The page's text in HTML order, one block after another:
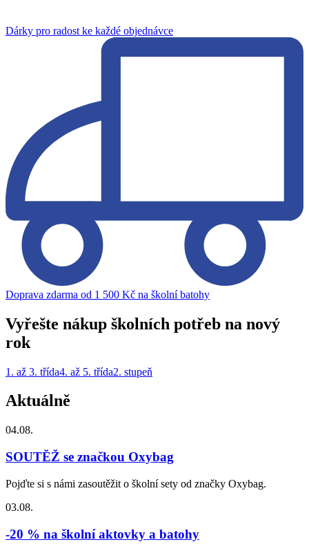
Dárky pro radost ke každé objednávce
Doprava zdarma od 1 500 Kč na školní batohy
Vyřešte nákup školních potřeb na nový
rok
1. až 3. třída4. až 5. třída2. stupeň
Aktuálně
04.08.
SOUTĚŽ se značkou Oxybag
Pojďte si s námi zasoutěžit o školní sety od značky Oxybag.
03.08.
-20 % na školní aktovky a batohy